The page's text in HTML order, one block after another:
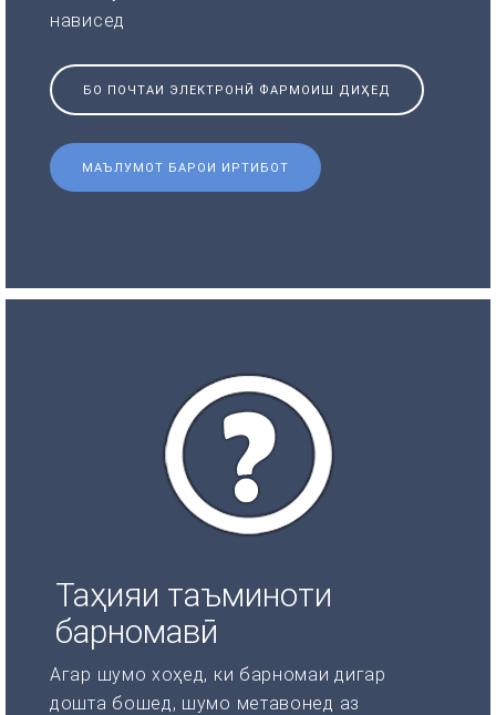
нависед
БО ПОЧТАИ ЭЛЕКТРОНӢ ФАРМОИШ ДИҲЕД
МАЪЛУМОТ БАРОИ ИРТИБОТ
Таҳияи таъминоти
барномавӣ
Агар шумо хоҳед, ки барномаи дигар
дошта бошед, шумо метавонед аз